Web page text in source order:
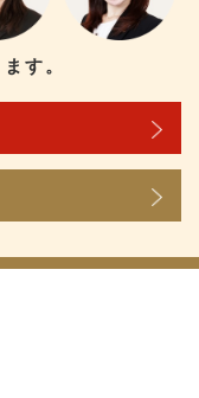
す。